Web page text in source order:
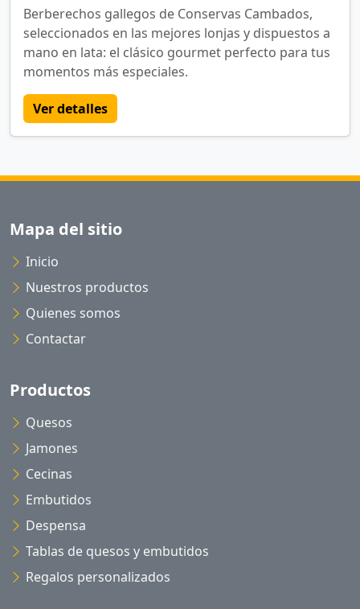
Berberechos gallegos de Conservas Cambados,
seleccionados en las mejores lonjas y dispuestos a
mano en lata: el clásico gourmet perfecto para tus
momentos más especiales.
Ver detalles
Mapa del sitio
Inicio
Nuestros productos
Quienes somos
Contactar
Productos
Quesos
Jamones
Cecinas
Embutidos
Despensa
Tablas de quesos y embutidos
Regalos personalizados